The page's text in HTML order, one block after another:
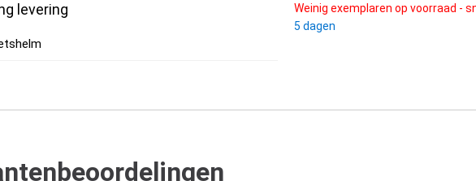
levering Weinig exemplaren op voorraad -
5 dagen